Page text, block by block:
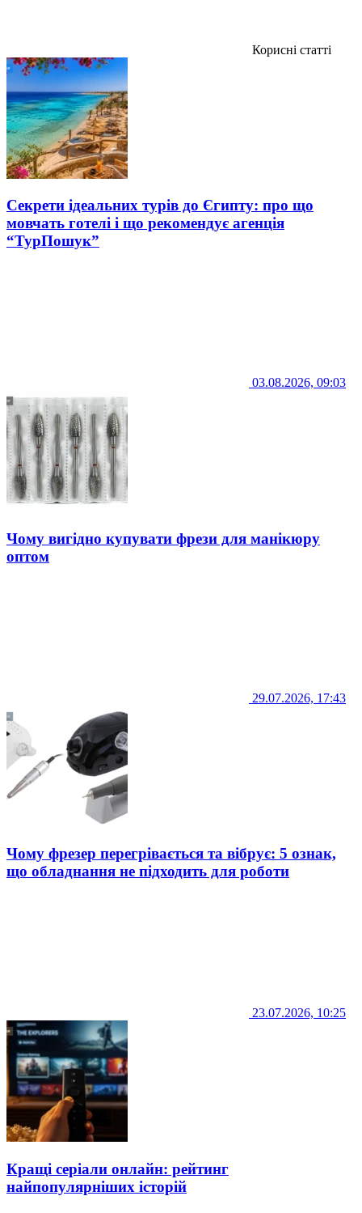
Корисні статті
Секрети ідеальних турів до Єгипту: про що
мовчать готелі і що рекомендує агенція
“ТурПошук”
03.08.2026, 09:03
Чому вигідно купувати фрези для манікюру
оптом
29.07.2026, 17:43
Чому фрезер перегрівається та вібрує: 5 ознак,
що обладнання не підходить для роботи
23.07.2026, 10:25
Кращі серіали онлайн: рейтинг
найпопулярніших історій